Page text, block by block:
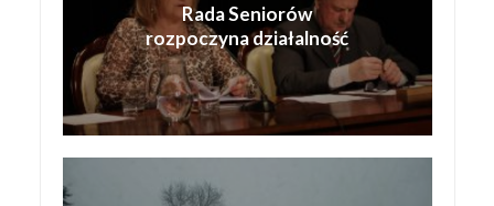
Rada Seniorów
rozpoczyna działalność